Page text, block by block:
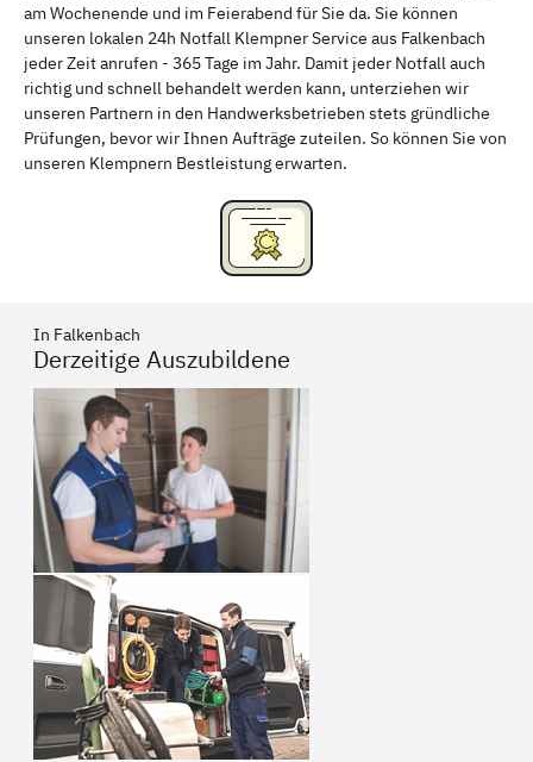
Schweinfurt Passau
Freising Rudelsdorf, Mittelfranken
am Wochenende und im Feierabend für Sie da. Sie können
unseren lokalen 24h Notfall Klempner Service aus Falkenbach
jeder Zeit anrufen - 365 Tage im Jahr. Damit jeder Notfall auch
richtig und schnell behandelt werden kann, unterziehen wir
unseren Partnern in den Handwerksbetrieben stets gründliche
Prüfungen, bevor wir Ihnen Aufträge zuteilen. So können Sie von
unseren Klempnern Bestleistung erwarten.
In Falkenbach
Derzeitige Auszubildene